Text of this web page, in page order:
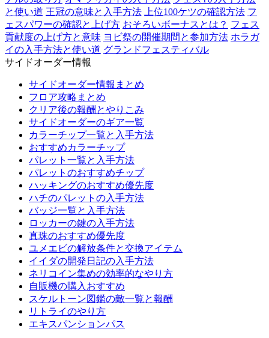
と使い道 王冠の意味と入手方法 上位100ケツの確認方法 フ
ェスパワーの確認と上げ方 おそろいボーナスとは？ フェス
貢献度の上げ方と意味 ヨビ祭の開催期間と参加方法 ホラガ
イの入手方法と使い道 グランドフェスティバル
サイドオーダー情報
サイドオーダー情報まとめ
フロア攻略まとめ
クリア後の報酬とやりこみ
サイドオーダーのギア一覧
カラーチップ一覧と入手方法
おすすめカラーチップ
パレット一覧と入手方法
パレットのおすすめチップ
ハッキングのおすすめ優先度
ハチのパレットの入手方法
バッジ一覧と入手方法
ロッカーの鍵の入手方法
真珠のおすすめ優先度
ユメエビの解放条件と交換アイテム
イイダの開発日記の入手方法
ネリコイン集めの効率的なやり方
自販機の購入おすすめ
スケルトーン図鑑の敵一覧と報酬
リトライのやり方
エキスパンションパス